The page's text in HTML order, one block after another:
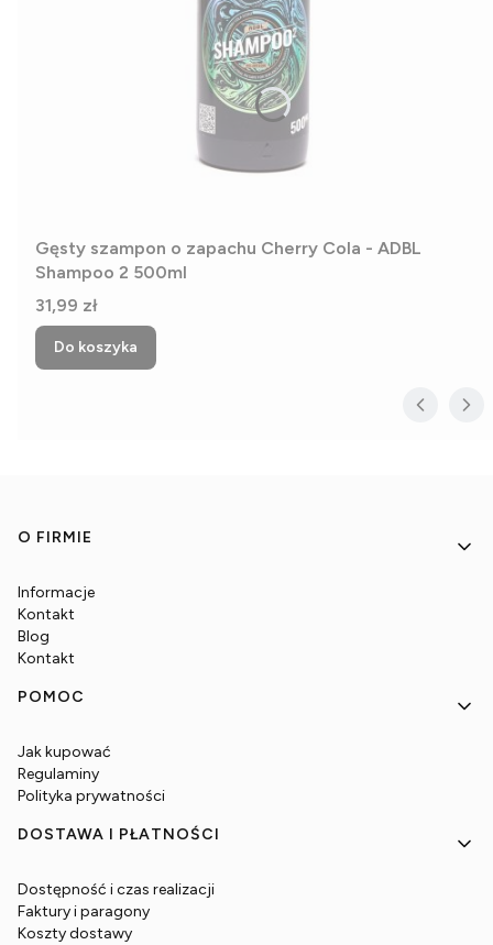
Gęsty szampon o zapachu Cherry Cola - ADBL
Shampoo 2 500ml
Cena
31,99 zł
Do koszyka
Linki w stopce
O FIRMIE
Informacje
Kontakt
Blog
Kontakt
POMOC
Jak kupować
Regulaminy
Polityka prywatności
DOSTAWA I PŁATNOŚCI
Dostępność i czas realizacji
Faktury i paragony
Koszty dostawy